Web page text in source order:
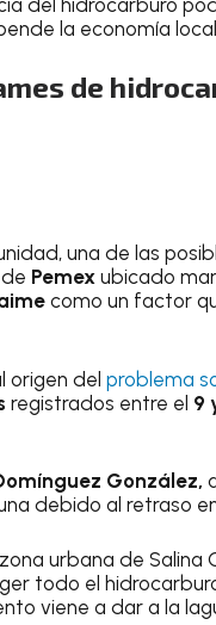
la economía
de
una de las
Pemex ubicado
como un factor
origen del problema
registrados entre el 9
González,
debido al retraso
urbana de Salina
todo el
viene a dar a la